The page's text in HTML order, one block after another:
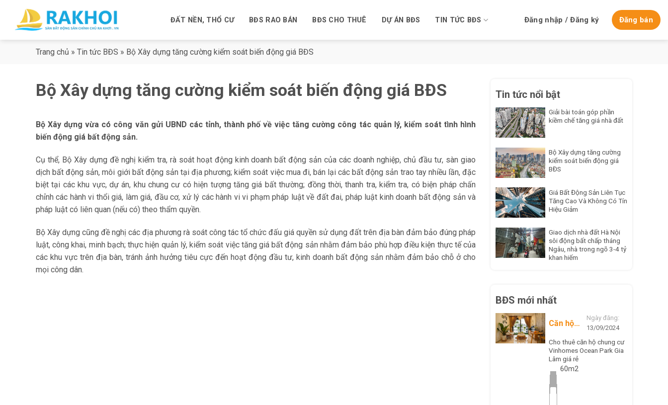
content
ĐẤT NỀN, THỔ CƯ BĐS RAO BÁN BĐS CHO THUÊ DỰ ÁN BĐS TIN TỨC BĐS Đăng nhập / Đăng ký Đăng bán
Trang chủ » Tin tức BĐS » Bộ Xây dựng tăng cường kiểm soát biến động giá BĐS
Bộ Xây dựng tăng cường kiểm soát biến động giá BĐS
Bộ Xây dựng vừa có công văn gửi UBND các tỉnh, thành phố về việc tăng cường công tác quản lý, kiểm soát tình hình
biến động giá bất động sản.
Cụ thể, Bộ Xây dựng đề nghị kiểm tra, rà soát hoạt động kinh doanh bất động sản của các doanh nghiệp, chủ đầu tư, sàn giao
dịch bất động sản, môi giới bất động sản tại địa phương; kiểm soát việc mua đi, bán lại các bất động sản trao tay nhiều lần, đặc
biệt tại các khu vực, dự án, khu chung cư có hiện tượng tăng giá bất thường; đồng thời, thanh tra, kiểm tra, có biện pháp chấn
chỉnh các hành vi thổi giá, làm giá, đầu cơ, xử lý các hành vi vi phạm pháp luật về đất đai, pháp luật kinh doanh bất động sản và
pháp luật có liên quan (nếu có) theo thẩm quyền.
Bộ Xây dựng cũng đề nghị các địa phương rà soát công tác tổ chức đấu giá quyền sử dụng đất trên địa bàn đảm bảo đúng pháp
luật, công khai, minh bạch; thực hiện quản lý, kiểm soát việc tăng giá bất động sản nhằm đảm bảo phù hợp điều kiện thực tế của
các khu vực trên địa bàn, tránh ảnh hưởng tiêu cực đến hoạt động đầu tư, kinh doanh bất động sản nhằm đảm bảo chỗ ở cho
mọi công dân.
Tin tức nổi bật
Giải bài toán góp phần
kiềm chế tăng giá nhà đất
Bộ Xây dựng tăng cường
kiểm soát biến động giá
BĐS
Giá Bất Động Sản Liên Tục
Tăng Cao Và Không Có Tín
Hiệu Giảm
Giao dịch nhà đất Hà Nội
sôi động bất chấp tháng
Ngâu, nhà trong ngõ 3-4 tỷ
khan hiếm
BĐS mới nhất
Căn hộ
Ngày đăng:
13/09/2024
Cho thuê căn hộ chung cư
Vinhomes Ocean Park Gia
Lâm giá rẻ
60m2